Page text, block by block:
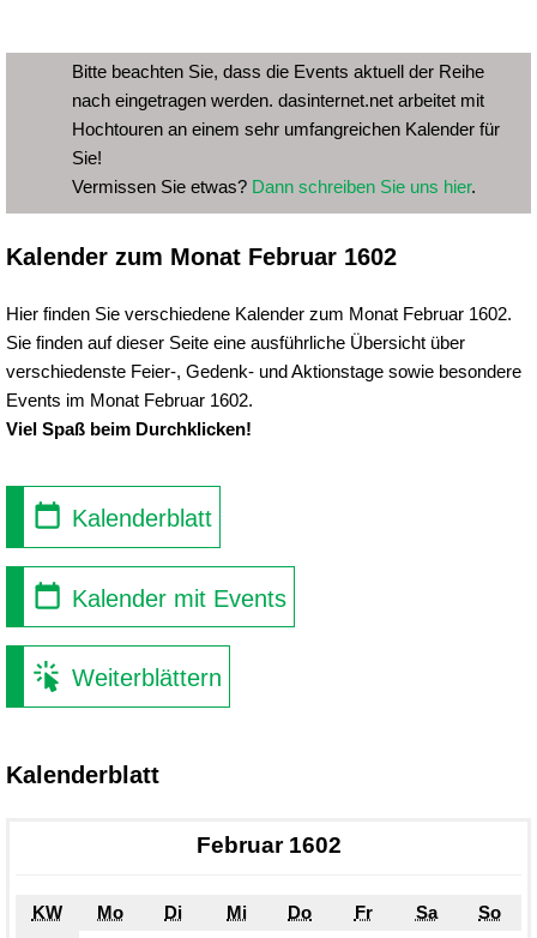
Bitte beachten Sie, dass die Events aktuell der Reihe
nach eingetragen werden. dasinternet.net arbeitet mit
Hochtouren an einem sehr umfangreichen Kalender für
Sie!
Vermissen Sie etwas? Dann schreiben Sie uns hier.
Kalender zum Monat Februar 1602
Hier finden Sie verschiedene Kalender zum Monat Februar 1602.
Sie finden auf dieser Seite eine ausführliche Übersicht über
verschiedenste Feier-, Gedenk- und Aktionstage sowie besondere
Events im Monat Februar 1602.
Viel Spaß beim Durchklicken!
Kalenderblatt
Kalender mit Events
Weiterblättern
Kalenderblatt
Februar 1602
KW Mo Di Mi Do Fr Sa
So